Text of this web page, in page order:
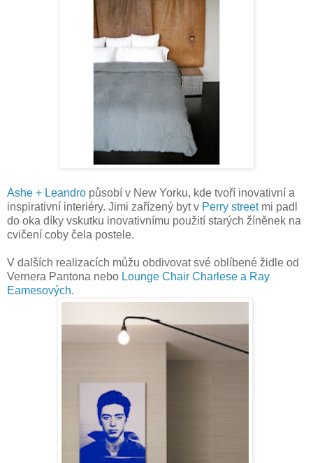
Ashe + Leandro působí v New Yorku, kde tvoří inovativní a
inspirativní interiéry. Jimi zařízený byt v Perry streetmi padl
do oka díky vskutku inovativnímu použití starých žíněnek na
cvičení coby čela postele.
V dalších realizacích můžu obdivovat své oblíbené židle od
Vernera Pantona nebo Lounge Chair Charlese a Ray
Eamesových.